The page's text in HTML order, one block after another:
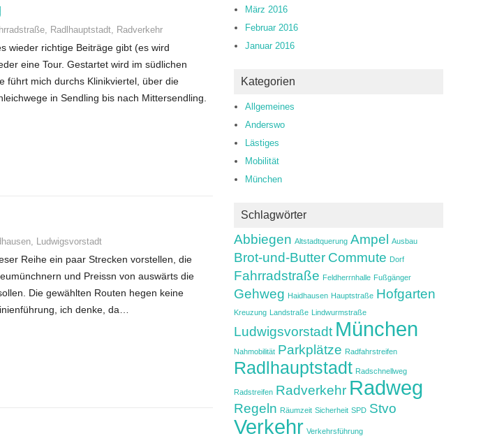
, Radlhauptstadt, Radverkehr
wieder richtige Beiträge gibt (es wird
eine Tour. Gestartet wird im südlichen
führt mich durchs Klinikviertel, über die
in Sendling bis nach Mittersendling.
, Ludwigsvorstadt
Reihe ein paar Strecken vorstellen, die
und Preissn von auswärts die
Die gewählten Routen hegen keine
ich denke, da…
März 2016
Februar 2016
Januar 2016
Kategorien
Allgemeines
Anderswo
Lästiges
Mobilität
München
Schlagwörter
Abbiegen Altstadtquerung Ampel Ausbau
Brot-und-Butter Commute Dorf
Fahrradstraße Feldherrnhalle Fußgänger
Gehweg Haidhausen Hauptstraße Hofgarten
Kreuzung Landstraße Lindwurmstraße
Ludwigsvorstadt München
Nahmobilität Parkplätze Radfahrstreifen
Radlhauptstadt Radschnellweg
Radstreifen Radverkehr Radweg
Regeln Räumzeit Sicherheit SPD Stvo
Verkehr Verkehrsführung